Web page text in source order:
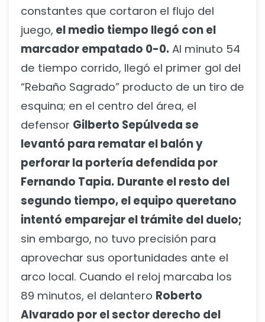
constantes que cortaron el flujo del
juego, el medio tiempo llegó con el
marcador empatado 0-0. Al minuto 54
de tiempo corrido, llegó el primer gol del
“Rebaño Sagrado” producto de un tiro de
esquina; en el centro del área, el
defensor Gilberto Sepúlveda se
levantó para rematar el balón y
perforar la portería defendida por
Fernando Tapia. Durante el resto del
segundo tiempo, el equipo queretano
intentó emparejar el trámite del duelo;
sin embargo, no tuvo precisión para
aprovechar sus oportunidades ante el
arco local. Cuando el reloj marcaba los
89 minutos, el delantero Roberto
Alvarado por el sector derecho del